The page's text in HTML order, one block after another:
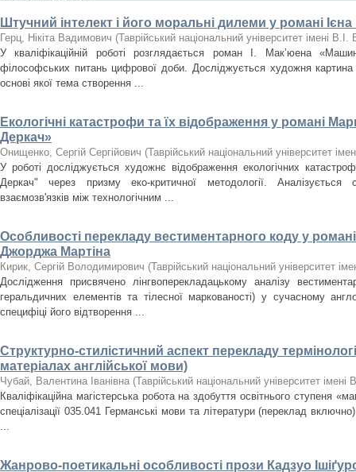
Штучний інтелект і його моральні дилеми у романі
Герц, Нікіта Вадимович (Таврійський національний університет імені В.І.
У кваліфікаційній роботі розглядається роман І. Мак’юена
філософських питань цифрової доби. Досліджується художня картина
основі якої тема створення ...
Екологічні катастрофи та їх відображення у романі
Деркач»
Онищенко, Сергій Сергійович (Таврійський національний університет
У роботі досліджується художнє відображення екологічних
Деркач" через призму еко-критичної методології. Аналізується
взаємозв'язків між технологічним ...
Особливості перекладу вестиментарного коду у
Джорджа Мартіна
Кирик, Сергій Володимирович (Таврійський національний університет
Дослідження присвячено лінгвоперекладацькому аналізу
геральдичних елементів та тілесної маркованості) у сучасному
специфіці його відтворення ...
Структурно-стилістичний аспект перекладу
матеріалах англійської мови)
Чубай, Валентина Іванівна (Таврійський національний університет імені
Кваліфікаційна магістерська робота на здобуття освітнього ступеня
спеціалізації 035.041 Германські мови та літератури (переклад
...
Жанрово-поетикальні особливості прози Кадзуо